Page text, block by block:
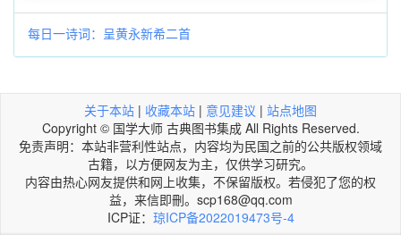
每日一诗词：呈黄永新希二首
关于本站 | 收藏本站 | 意见建议 | 站点地图
Copyright © 国学大师 古典图书集成 All Rights Reserved.
免责声明：本站非营利性站点，内容均为民国之前的公共版权领域
古籍，以方便网友为主，仅供学习研究。
内容由热心网友提供和网上收集，不保留版权。若侵犯了您的权
益，来信即刪。scp168@qq.com
ICP证： 琼ICP备2022019473号-4